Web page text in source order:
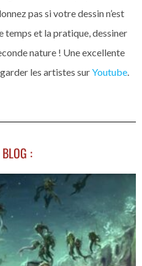
pas si votre dessin n’est
temps et la pratique, dessiner
nature ! Une excellente
les artistes surYoutube
: